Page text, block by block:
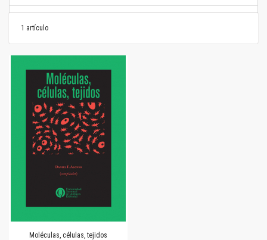
1 artículo
Moléculas, células, tejidos